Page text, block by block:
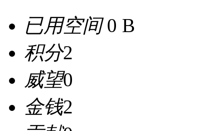
已用空间0 B
积分2
威望0
金钱2